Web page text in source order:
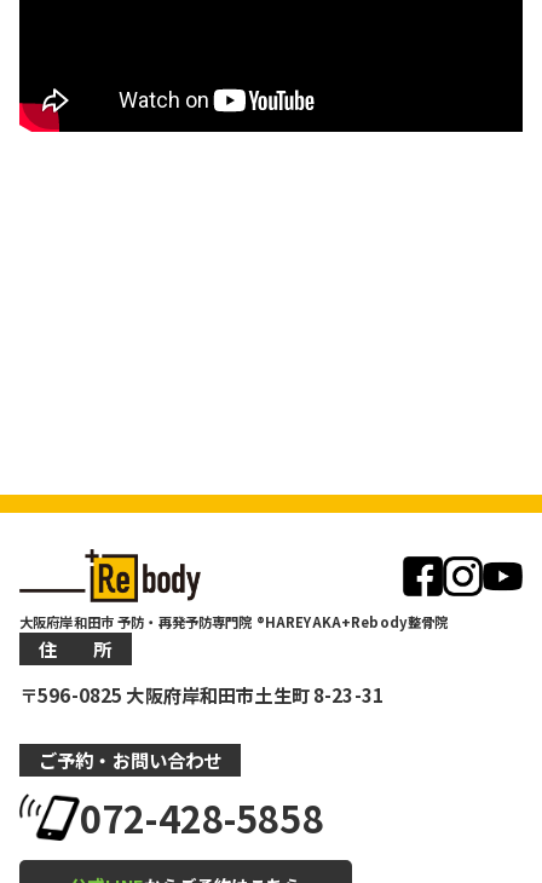
大阪府岸和田市 予防・再発予防専門院 ®HAREYAKA+Rebody整骨院
住 所
〒596-0825 大阪府岸和田市土生町 8-23-31
ご予約・お問い合わせ
072-428-5858